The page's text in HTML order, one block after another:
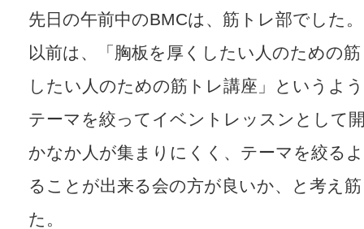
先日の午前中のBMCは、筋トレ部でした。
以前は、「胸板を厚くしたい人のための
したい人のための筋トレ講座」というよ
テーマを絞ってイベントレッスンとして
かなか人が集まりにくく、テーマを絞る
ることが出来る会の方が良いか、と考え
た。